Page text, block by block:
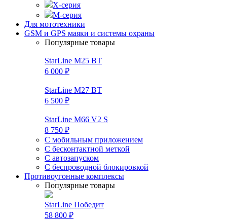
X-серия
M-серия
Для мототехники
GSM и GPS маяки и системы охраны
Популярные товары
StarLine M25 BT
6 000 ₽
StarLine M27 BT
6 500 ₽
StarLine M66 V2 S
8 750 ₽
С мобильным приложением
С бесконтактной меткой
С автозапуском
С беспроводной блокировкой
Противоугонные комплексы
Популярные товары
StarLine Победит
58 800 ₽